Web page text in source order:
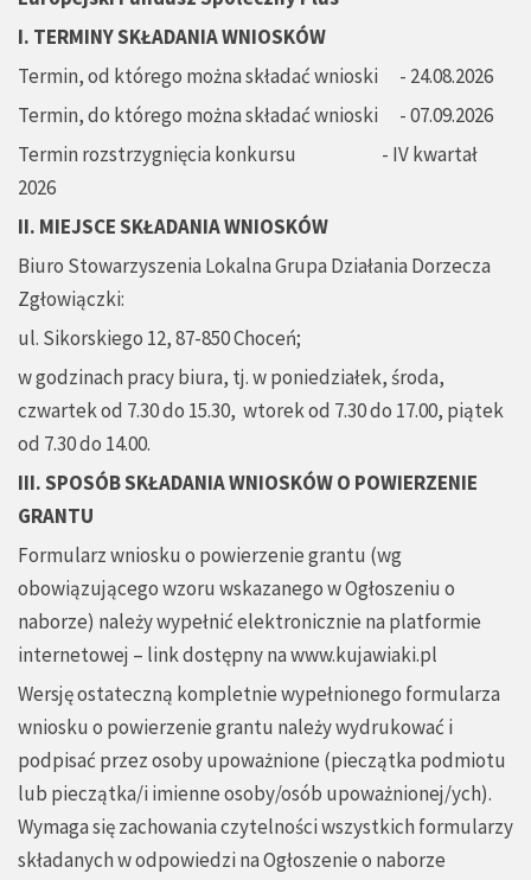
I. TERMINY SKŁADANIA WNIOSKÓW
Termin, od którego można składać wnioski - 24.08.2026
Termin, do którego można składać wnioski - 07.09.2026
Termin rozstrzygnięcia konkursu - IV kwartał
2026
II. MIEJSCE SKŁADANIA WNIOSKÓW
Biuro Stowarzyszenia Lokalna Grupa Działania Dorzecza
Zgłowiączki:
ul. Sikorskiego 12, 87-850 Choceń;
w godzinach pracy biura, tj. w poniedziałek, środa,
czwartek od 7.30 do 15.30, wtorek od 7.30 do 17.00, piątek
od 7.30 do 14.00.
III. SPOSÓB SKŁADANIA WNIOSKÓW O POWIERZENIE
GRANTU
Formularz wniosku o powierzenie grantu (wg
obowiązującego wzoru wskazanego w Ogłoszeniu o
naborze) należy wypełnić elektronicznie na platformie
internetowej – link dostępny nawww.kujawiaki.pl
Wersję ostateczną kompletnie wypełnionego formularza
wniosku o powierzenie grantu należy wydrukować i
podpisać przez osoby upoważnione (pieczątka podmiotu
lub pieczątka/i imienne osoby/osób upoważnionej/ych).
Wymaga się zachowania czytelności wszystkich formularzy
składanych w odpowiedzi na Ogłoszenie o naborze